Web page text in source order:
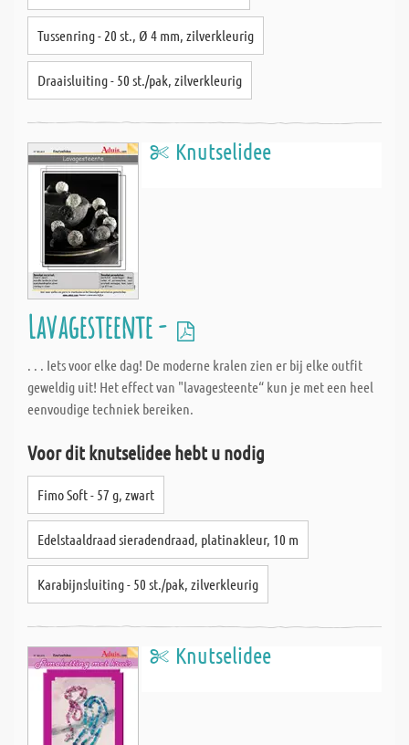
Tussenring - 20 st., Ø 4 mm, zilverkleurig
Draaisluiting - 50 st./pak, zilverkleurig
Knutselidee
Lavagesteente -
. . . Iets voor elke dag! De moderne kralen zien er bij elke outfit
geweldig uit! Het effect van "lavagesteente“ kun je met een heel
eenvoudige techniek bereiken.
Voor dit knutselidee hebt u nodig
Fimo Soft - 57 g, zwart
Edelstaaldraad sieradendraad, platinakleur, 10 m
Karabijnsluiting - 50 st./pak, zilverkleurig
Knutselidee